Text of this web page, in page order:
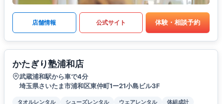
店舗情報 公式サイト 体験・相談予約
かたぎり塾浦和店
武蔵浦和駅から車で4分
埼玉県さいたま市浦和区東仲町1ー21小島ビル3F
タオルレンタル シューズレンタル ウェアレンタル
体組成計